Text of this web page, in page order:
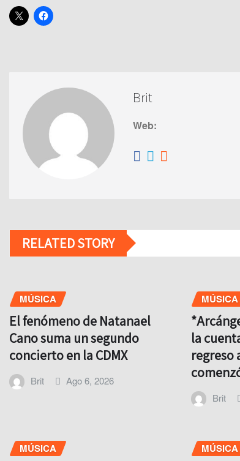
Brit
Web:
RELATED STORY
MÚSICA
El fenómeno de Natanael
Cano suma un segundo
concierto en la CDMX
Brit Ago 6, 2026
MÚSICA
la
regreso
Brit
MÚSICA MÚSICA